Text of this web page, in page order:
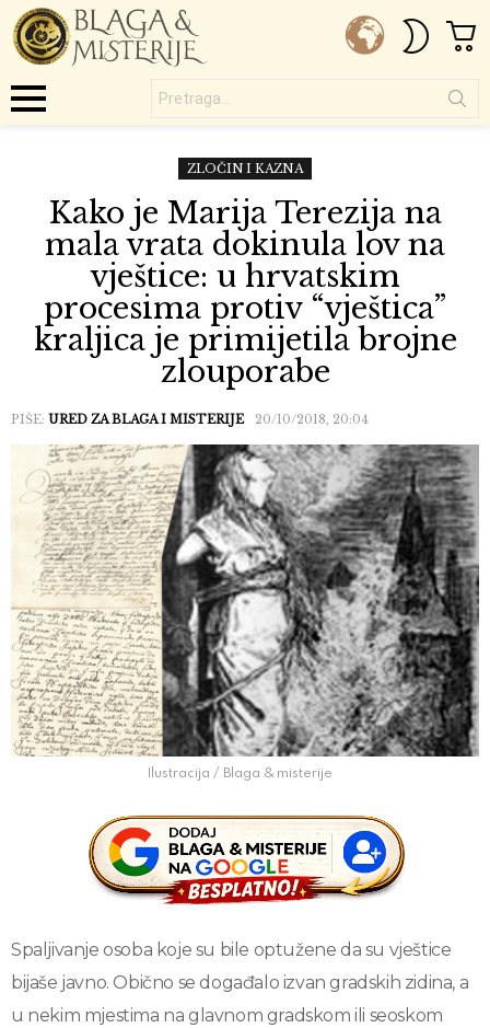
SKIN
ZLOČIN I KAZNA
Kako je Marija Terezija na
mala vrata dokinula lov na
vještice: u hrvatskim
procesima protiv “vještica”
kraljica je primijetila brojne
zlouporabe
PIŠE: URED ZA BLAGA I MISTERIJE 20/10/2018, 20:04
Ilustracija / Blaga & misterije
Spaljivanje osoba koje su bile optužene da su vještice
bijaše javno. Obično se događalo izvan gradskih zidina, a
u nekim mjestima na glavnom gradskom ili seoskom